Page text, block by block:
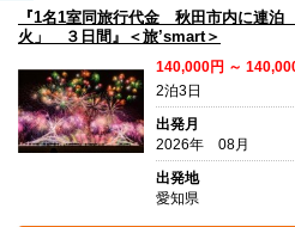
『1名1室同旅行代金 秋田市内に連
火」 ３日間』＜旅’smart＞
140,000円 ～
2泊3日
出発月
2026年 08月
出発地
愛知県